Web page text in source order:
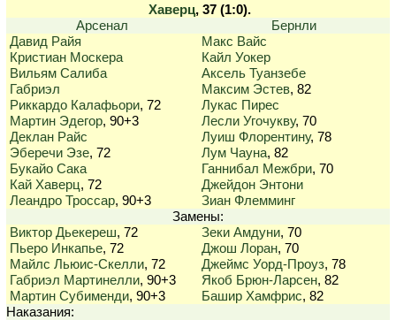
Хаверц, 37 (1:0).
Арсенал
Бернли
Давид Райя
Макс Вайс
Кристиан Москера
Кайл Уокер
Вильям Салиба
Аксель Туанзебе
Габриэл
Максим Эстев, 82
Риккардо Калафьори, 72
Лукас Пирес
Мартин Эдегор, 90+3 Лесли Угочукву, 70
Деклан Райс
Луиш Флорентину, 78
Эберечи Эзе, 72 Лум Чауна, 82
Букайо Сака
Ганнибал Межбри, 70
Кай Хаверц, 72
Джейдон Энтони
Леандро Троссар, 90+3
Зиан Флемминг
Замены:
Виктор Дьекереш, 72 Зеки Амдуни, 70
Пьеро Инкапье, 72 Джош Лоран, 70
Майлс Льюис-Скелли, 72 Джеймс Уорд-Проуз, 78
Габриэл Мартинелли, 90+3 Якоб Брюн-Ларсен, 82
Мартин Субименди, 90+3 Башир Хамфрис, 82
Наказания: